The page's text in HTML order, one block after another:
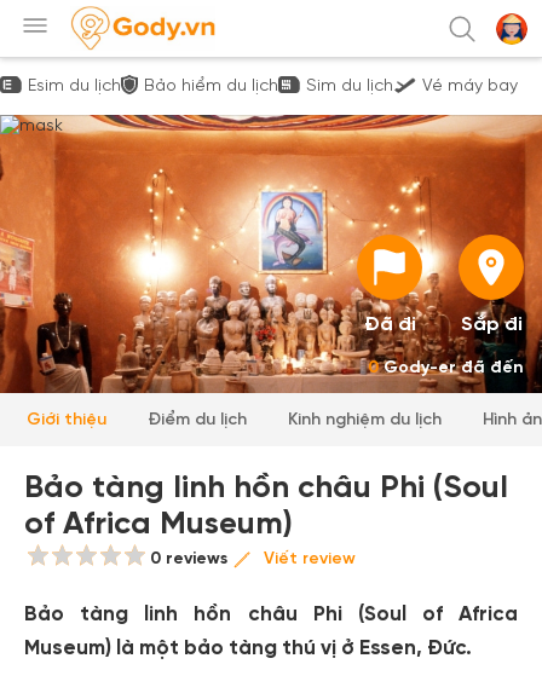
Esim du lịch Bảo hiểm du lịch Sim du lịch Vé máy bay
Đã đi Sắp đi
0Gody-er đã đến
Giới thiệu Điểm du lịch Kinh nghiệm du lịch Hình
Bảo tàng linh hồn châu Phi (Soul
of Africa Museum)
0 reviews Viết review
Bảo tàng linh hồn châu Phi (Soul of Africa
Museum) là một bảo tàng thú vị ở Essen, Đức.